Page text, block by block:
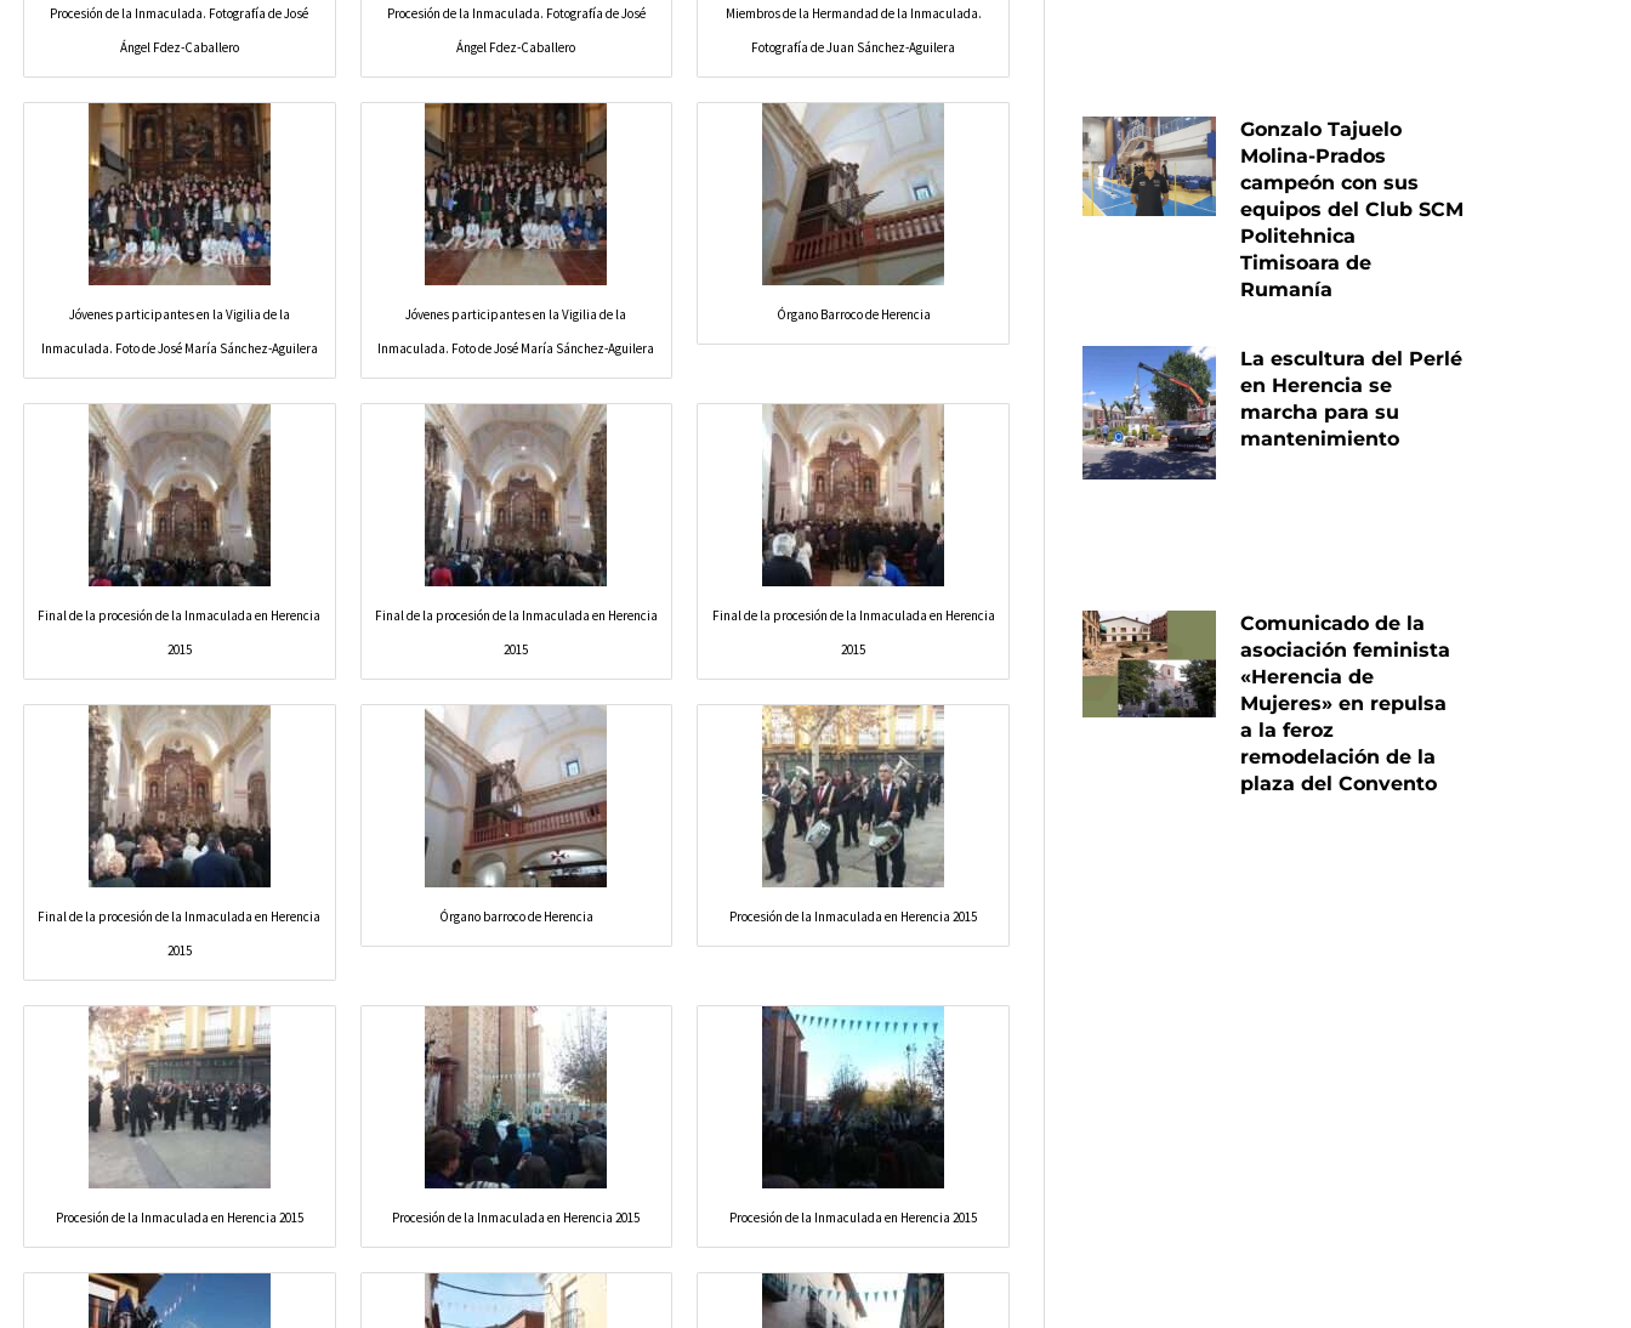
Procesión de la Inmaculada. Fotografía de José
Ángel Fdez-Caballero
Procesión de la Inmaculada. Fotografía de José
Ángel Fdez-Caballero
Miembros de la Hermandad de la Inmaculada.
Fotografía de Juan Sánchez-Aguilera
Jóvenes participantes en la Vigilia de la
Inmaculada. Foto de José María Sánchez-Aguilera
Jóvenes participantes en la Vigilia de la
Inmaculada. Foto de José María Sánchez-Aguilera
Órgano Barroco de Herencia
Final de la procesión de la Inmaculada en Herencia
2015
Final de la procesión de la Inmaculada en Herencia
2015
Final de la procesión de la Inmaculada en Herencia
2015
Final de la procesión de la Inmaculada en Herencia
2015
Órgano barroco de Herencia Procesión de la Inmaculada en Herencia 2015
Procesión de la Inmaculada en Herencia 2015 Procesión de la Inmaculada en Herencia 2015 Procesión de la Inmaculada en Herencia 2015
Gonzalo Tajuelo
Molina-Prados
campeón con sus
equipos del Club SCM
Politehnica
Timisoara de
Rumanía
La escultura del Perlé
en Herencia se
marcha para su
mantenimiento
Comunicado de la
asociación feminista
«Herencia de
Mujeres» en repulsa
a la feroz
remodelación de la
plaza del Convento